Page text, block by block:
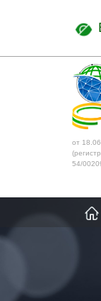
от
54/